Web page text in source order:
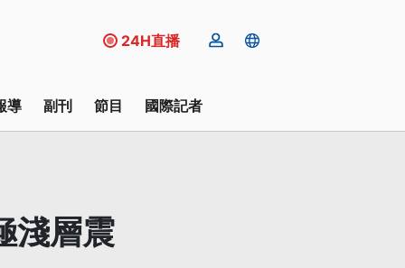
24H直播
導 副刊 節目 國際記者
淺層震